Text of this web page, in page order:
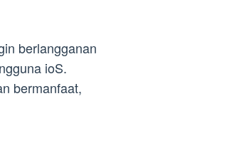
berlangganan
ioS.
bermanfaat,